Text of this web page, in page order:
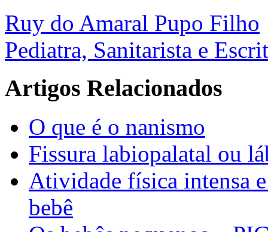
Ruy do Amaral Pupo Filho
Pediatra, Sanitarista e
Artigos Relacionados
O que é o nanismo
Fissura labiopalatal ou
Atividade física intensa
bebê